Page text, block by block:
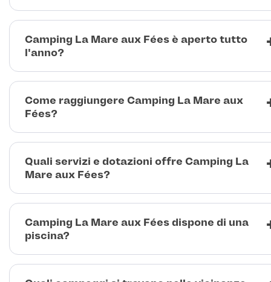
Camping La Mare aux Fées è aperto tutto
l'anno?
Come raggiungere Camping La Mare aux
Fées?
Quali servizi e dotazioni offre Camping La
Mare aux Fées?
Camping La Mare aux Fées dispone di una
piscina?